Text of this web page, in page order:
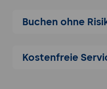
Konsistenz mit ISO
KI-Werkzeugen
Buchen ohne
Kostenfreie